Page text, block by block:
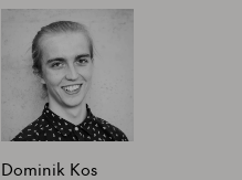
Dominik Kos